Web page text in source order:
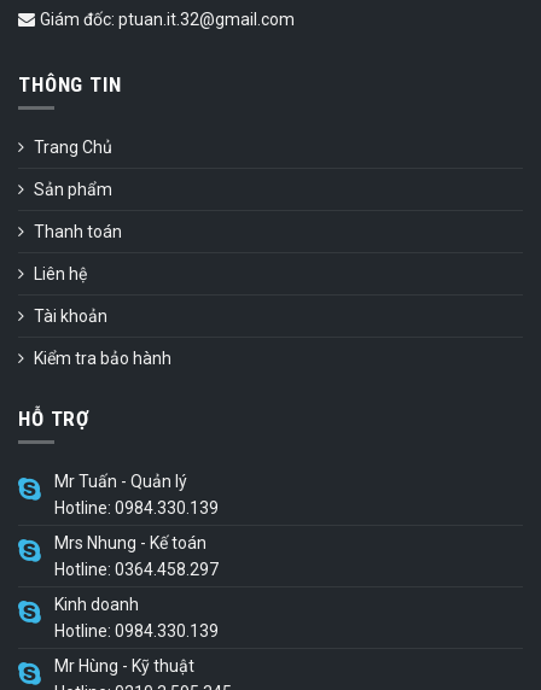
Giám đốc: ptuan.it.32@gmail.com
THÔNG TIN
Trang Chủ
Sản phẩm
Thanh toán
Liên hệ
Tài khoản
Kiểm tra bảo hành
HỖ TRỢ
Mr Tuấn - Quản lý
Hotline: 0984.330.139
Mrs Nhung - Kế toán
Hotline: 0364.458.297
Kinh doanh
Hotline: 0984.330.139
Mr Hùng - Kỹ thuật